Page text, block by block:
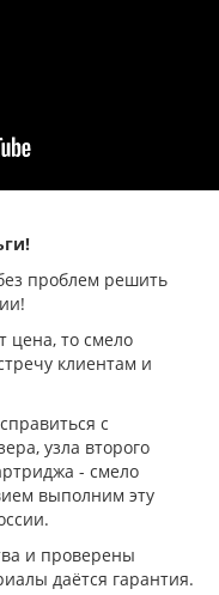
проблем решить
цена, то смело
клиентам и
с
узла второго
- смело
выполним эту
и проверены
даётся гарантия.